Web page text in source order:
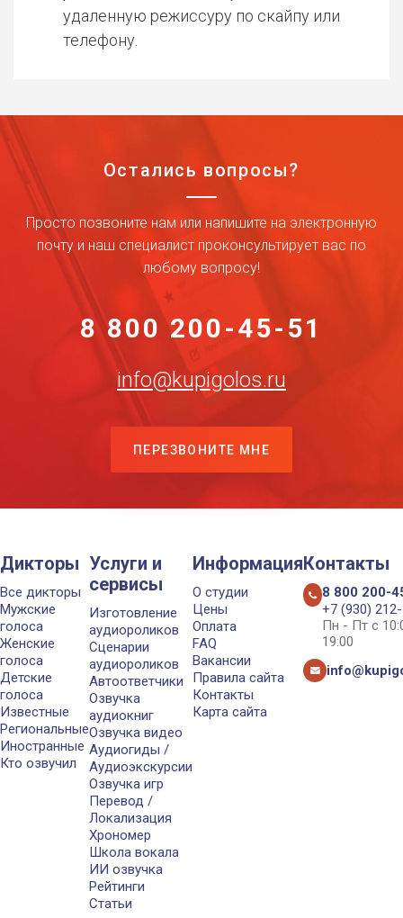
удаленную режиссуру по скайпу или
телефону.
Остались вопросы?
Просто позвоните нам или напишите на электронную
почту и наш специалист проконсультирует вас по
любому вопросу!
8 800 200-45-51
info@kupigolos.ru
ПЕРЕЗВОНИТЕ МНЕ
Дикторы
Все дикторы
Мужские
голоса
Женские
голоса
Детские
голоса
Известные
Региональные
Иностранные
Кто озвучил
Услуги и
сервисы
Изготовление
аудиороликов
Сценарии
аудиороликов
Автоответчики
Озвучка
аудиокниг
Озвучка видео
Аудиогиды /
Аудиоэкскурсии
Озвучка игр
Перевод /
Локализация
Хрономер
Школа вокала
ИИ озвучка
Рейтинги
Статьи
Информация
О студии
Цены
Оплата
FAQ
Вакансии
Правила сайта
Контакты
Карта сайта
Контакты
8 800 200-
+7 (930)
Пн - Пт с
19:00